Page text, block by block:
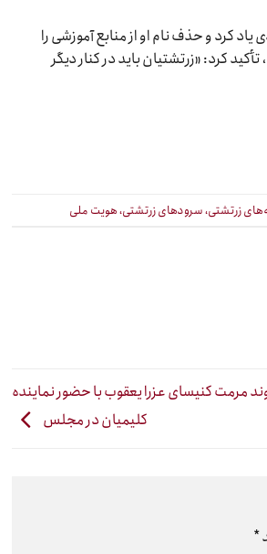
کرد و حذف نام او از منابع آموزشی را
کرد: «زرتشتیان باید در کنار دیگر
زرتشتی، سرودهای زرتشتی، هویت ملی
مرمت کنیسای عزرا یعقوب با حضور نماینده
کلیمیان در مجلس
*